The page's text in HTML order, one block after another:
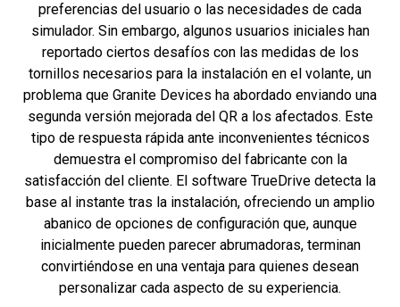
preferencias del usuario o las necesidades de cada
simulador. Sin embargo, algunos usuarios iniciales han
reportado ciertos desafíos con las medidas de los
tornillos necesarios para la instalación en el volante, un
problema que Granite Devices ha abordado enviando una
segunda versión mejorada del QR a los afectados. Este
tipo de respuesta rápida ante inconvenientes técnicos
demuestra el compromiso del fabricante con la
satisfacción del cliente. El software TrueDrive detecta la
base al instante tras la instalación, ofreciendo un amplio
abanico de opciones de configuración que, aunque
inicialmente pueden parecer abrumadoras, terminan
convirtiéndose en una ventaja para quienes desean
personalizar cada aspecto de su experiencia.